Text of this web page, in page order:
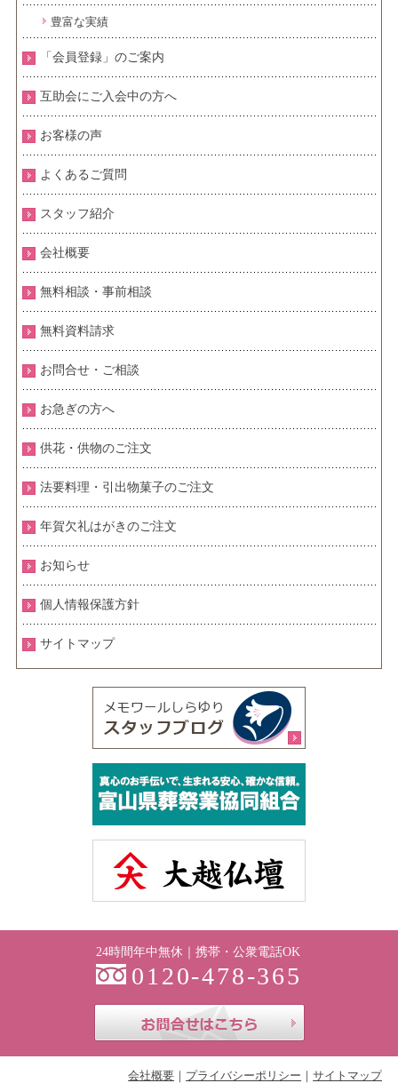
豊富な実績
「会員登録」のご案内
互助会にご入会中の方へ
お客様の声
よくあるご質問
スタッフ紹介
会社概要
無料相談・事前相談
無料資料請求
お問合せ・ご相談
お急ぎの方へ
供花・供物のご注文
法要料理・引出物菓子のご注文
年賀欠礼はがきのご注文
お知らせ
個人情報保護方針
サイトマップ
24時間年中無休｜携帯・公衆電話OK
0120-478-365
会社概要 プライバシーポリシー サイトマップ